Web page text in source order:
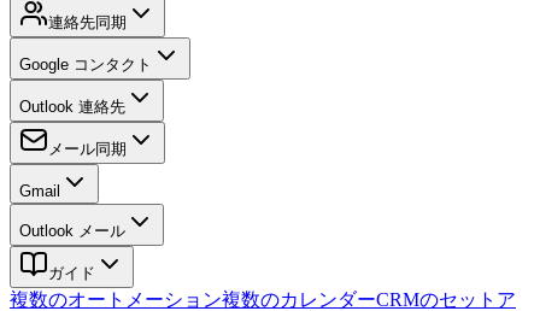
連絡先同期
Google コンタクト
Outlook 連絡先
メール同期
Gmail
Outlook メール
ガイド
複数のオートメーション複数のカレンダーCRMのセットア